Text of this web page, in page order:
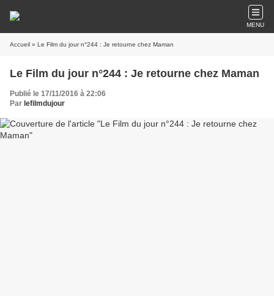
MENU
Accueil » Le Film du jour n°244 : Je retourne chez Maman
Le Film du jour n°244 : Je retourne chez Maman
Publié le 17/11/2016 à 22:06
Par lefilmdujour